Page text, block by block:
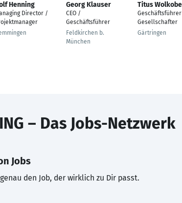
Henning
Director /
Georg Klauser
CEO /
Geschäftsführer
Feldkirchen b.
München
Titus
Geschäftsführer
Gesellschafter
Gärtringen
– Das Jobs-Netzwerk
Jobs
den Job, der wirklich zu Dir passt.